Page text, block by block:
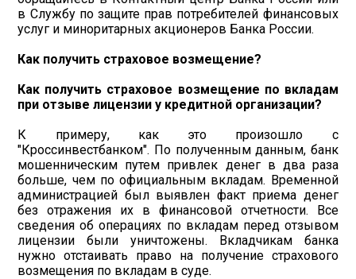
в Службу по защите прав потребителей финансовых
услуг и миноритарных акционеров Банка России.
Как получить страховое возмещение?
Как получить страховое возмещение по вкладам
при отзыве лицензии у кредитной организации?
К примеру, как это произошло с
"Кроссинвестбанком". По полученным данным, банк
мошенническим путем привлек денег в два раза
больше, чем по официальным вкладам. Временной
администрацией был выявлен факт приема денег
без отражения их в финансовой отчетности. Все
сведения об операциях по вкладам перед отзывом
лицензии были уничтожены. Вкладчикам банка
нужно отстаивать право на получение страхового
возмещения по вкладам в суде.